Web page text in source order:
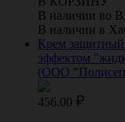
В наличии во
В наличии в
Крем защитный
эффектом
(ООО
456.00